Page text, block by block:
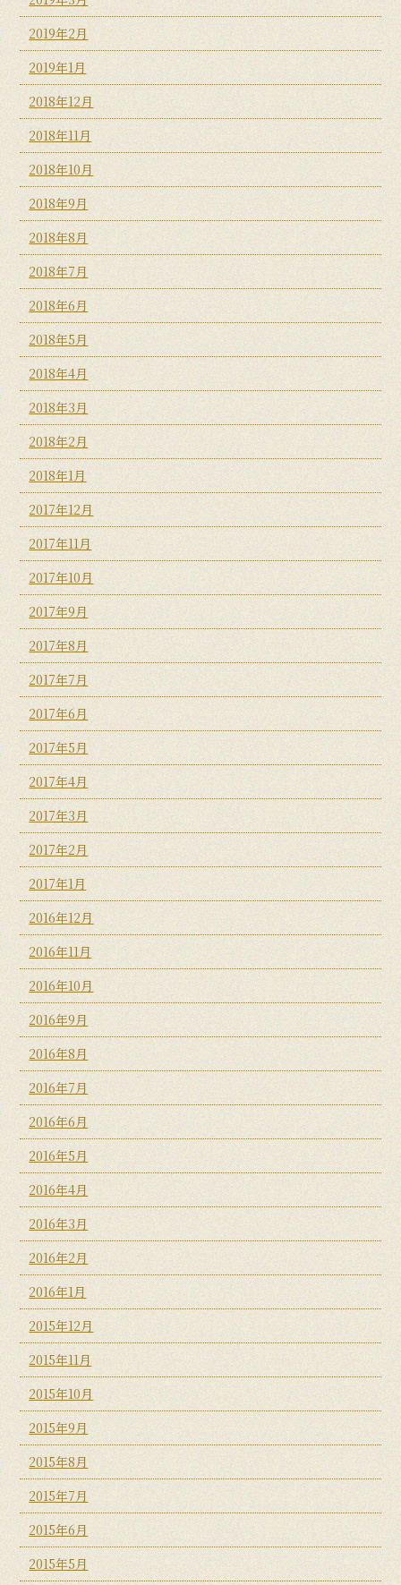
2019年2月
2019年1月
2018年12月
2018年11月
2018年10月
2018年9月
2018年8月
2018年7月
2018年6月
2018年5月
2018年4月
2018年3月
2018年2月
2018年1月
2017年12月
2017年11月
2017年10月
2017年9月
2017年8月
2017年7月
2017年6月
2017年5月
2017年4月
2017年3月
2017年2月
2017年1月
2016年12月
2016年11月
2016年10月
2016年9月
2016年8月
2016年7月
2016年6月
2016年5月
2016年4月
2016年3月
2016年2月
2016年1月
2015年12月
2015年11月
2015年10月
2015年9月
2015年8月
2015年7月
2015年6月
2015年5月